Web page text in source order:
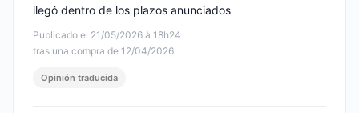
Publicado el 21/05/2026 à 18h24
tras una compra de 12/04/2026
llegó dentro de los plazos anunciados
Opinión traducida